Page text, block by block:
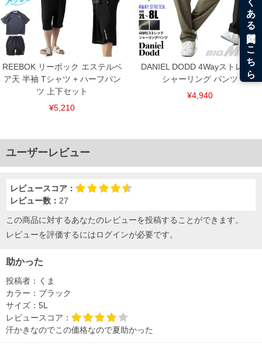
REEBOK リーボック エステルベ
ア天 半袖 Tシャツ + ハーフパン
ツ 上下セット
¥5,210
DANIEL DODD 4Wayストレッチ
シャーリング パンツ
¥4,940
ユーザーレビュー
レビュースコア：
レビュー数： 27
この商品に対するあなたのレビューを投稿することができます。
レビューを評価するにはログインが必要です。
助かった
投稿者： くま
カラー： ブラック
サイズ： 5L
レビュースコア：
汗かきなのでこの価格なので夏助かった